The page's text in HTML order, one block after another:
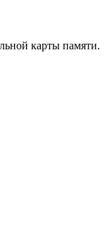
карты памяти.